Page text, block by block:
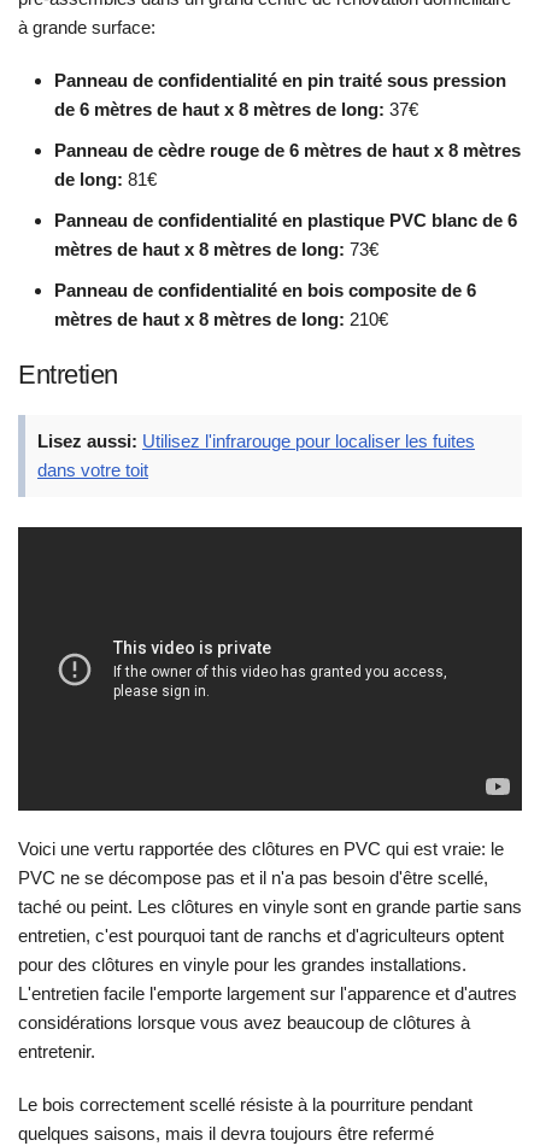
à grande surface:
Panneau de confidentialité en pin traité sous pression
de 6 mètres de haut x 8 mètres de long: 37€
Panneau de cèdre rouge de 6 mètres de haut x 8 mètres
de long: 81€
Panneau de confidentialité en plastique PVC blanc de 6
mètres de haut x 8 mètres de long: 73€
Panneau de confidentialité en bois composite de 6
mètres de haut x 8 mètres de long: 210€
Entretien
Lisez aussi: Utilisez l'infrarouge pour localiser les fuites
dans votre toit
Voici une vertu rapportée des clôtures en PVC qui est vraie: le
PVC ne se décompose pas et il n'a pas besoin d'être scellé,
taché ou peint. Les clôtures en vinyle sont en grande partie sans
entretien, c'est pourquoi tant de ranchs et d'agriculteurs optent
pour des clôtures en vinyle pour les grandes installations.
L'entretien facile l'emporte largement sur l'apparence et d'autres
considérations lorsque vous avez beaucoup de clôtures à
entretenir.
Le bois correctement scellé résiste à la pourriture pendant
quelques saisons, mais il devra toujours être refermé